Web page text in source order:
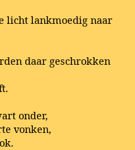
licht lankmoedig naar
daar geschrokken
onder,
vonken,